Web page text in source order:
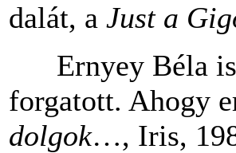
dalát, a Just a
Ernyey Béla is
forgatott. Ahogy
dolgok…, Iris,